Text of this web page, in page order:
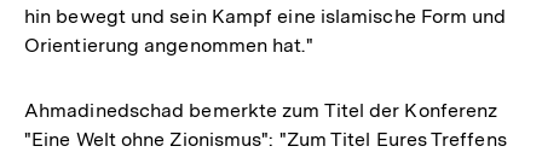
hin bewegt und sein Kampf eine islamische Form und
Orientierung angenommen hat."
Ahmadinedschad bemerkte zum Titel der Konferenz
"Eine Welt ohne Zionismus": "Zum Titel Eures Treffens